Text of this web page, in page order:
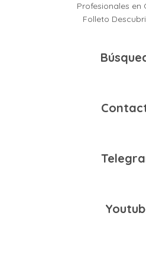
Profesionales en
Folleto